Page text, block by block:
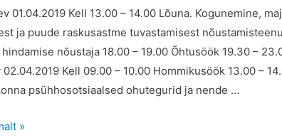
01.04.2019 Kell 13.00 – 14.00 Lõuna. Kogunemine,
ja puude raskusastme tuvastamisest
nõustaja 18.00 – 19.00 Õhtusöök 19.30 –
Kell 09.00 – 10.00 Hommikusöök 13.00 –
psühhosotsiaalsed ohutegurid ja nende …
»